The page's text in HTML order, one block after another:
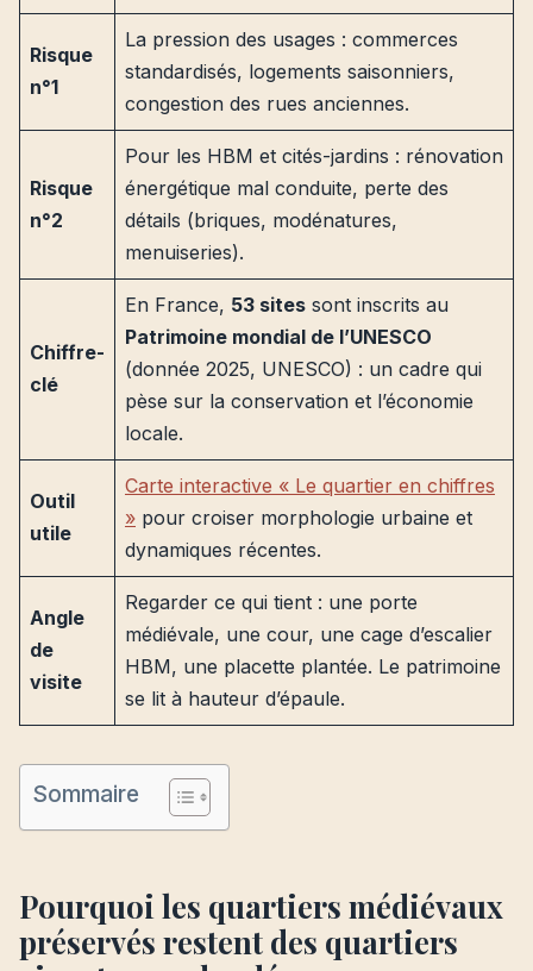
Risque
n°1
La pression des usages : commerces
standardisés, logements saisonniers,
congestion des rues anciennes.
Risque
n°2
Pour les HBM et cités-jardins : rénovation
énergétique mal conduite, perte des
détails (briques, modénatures,
menuiseries).
Chiffre-
clé
En France, 53 sites sont inscrits au
Patrimoine mondial de l’UNESCO
(donnée 2025, UNESCO) : un cadre qui
pèse sur la conservation et l’économie
locale.
Outil
utile
Carte interactive « Le quartier en chiffres
» pour croiser morphologie urbaine et
dynamiques récentes.
Angle
de
visite
Regarder ce qui tient : une porte
médiévale, une cour, une cage d’escalier
HBM, une placette plantée. Le patrimoine
se lit à hauteur d’épaule.
Sommaire
Pourquoi les quartiers médiévaux
préservés restent des quartiers